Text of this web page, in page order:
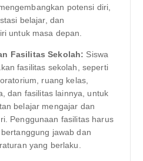
potensi diri,
belajar, dan
untuk masa depan.
Fasilitas Sekolah: Siswa
fasilitas sekolah, seperti
ruang kelas,
dan fasilitas lainnya, untuk
belajar mengajar dan
Penggunaan fasilitas harus
jawab dan
yang berlaku.